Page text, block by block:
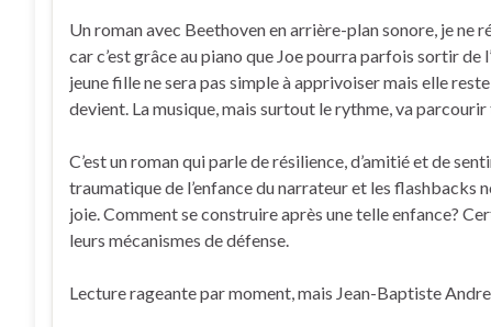
Un roman avec Beethoven en arrière-plan sonore, je ne
car c’est grâce au piano que Joe pourra parfois sortir de
jeune fille ne sera pas simple à apprivoiser mais elle
devient. La musique, mais surtout le rythme, va
C’est un roman qui parle de résilience, d’amitié et de
traumatique de l’enfance du narrateur et les flashbacks
joie. Comment se construire après une telle enfance?
leurs mécanismes de défense.
Lecture rageante par moment, mais Jean-Baptiste